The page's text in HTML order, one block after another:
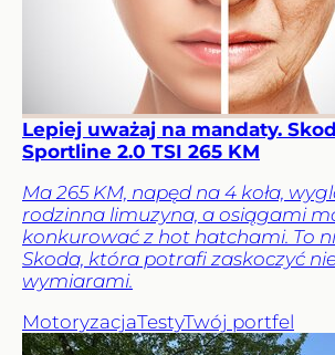
Lepiej uważaj na mandaty.
Sportline 2.0 TSI 265 KM
Ma 265 KM, napęd na 4 koła,
rodzinna limuzyna, a osiągami
konkurować z hot hatchami. To
Skoda, która potrafi zaskoczyć
wymiarami.
MotoryzacjaTestyTwój portfel